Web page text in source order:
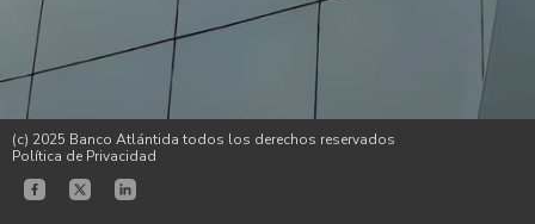
(c) 2025 Banco Atlántida todos los derechos reservados
Política de Privacidad